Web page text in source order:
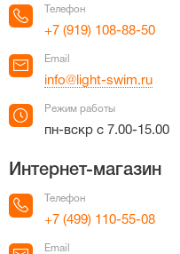
Телефон
+7 (919) 108-88-50
Email
info@light-swim.ru
Режим работы
пн-вскр с 7.00-15.00
Интернет-магазин
Телефон
+7 (499) 110-55-08
Email